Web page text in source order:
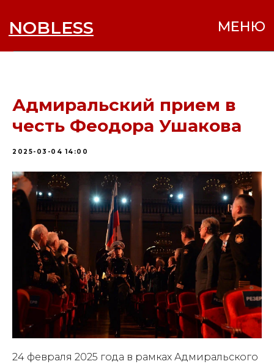
NOBLESS
Адмиральский прием в
честь Феодора Ушакова
2025-03-04 14:00
24 февраля 2025 года в рамках Адмиральского